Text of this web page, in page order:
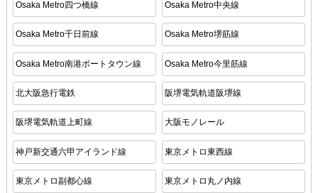
Osaka Metro四つ橋線 Osaka Metro中央線
Osaka Metro千日前線 Osaka Metro堺筋線
Osaka Metro南港ポートタウン線 Osaka Metro今里筋線
北大阪急行電鉄 阪堺電気軌道阪堺線
阪堺電気軌道上町線 大阪モノレール
神戸新交通六甲アイランド線 東京メトロ東西線
東京メトロ副都心線 東京メトロ丸ノ内線